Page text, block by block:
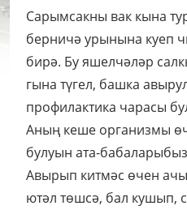
Сарымсакны вак кына
берничә урынына куеп
бирә. Бу яшелчәләр
гына түгел, башка
профилактика чарасы
Аның кеше организмы
булуын ата-
Авырып китмәс өчен
ютәл төшсә, бал кушып,